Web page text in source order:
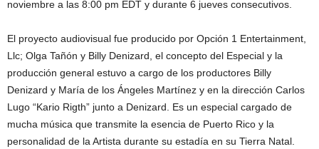
noviembre a las 8:00 pm EDT y durante 6 jueves consecutivos.
El proyecto audiovisual fue producido por Opción 1 Entertainment,
Llc; Olga Tañón y Billy Denizard, el concepto del Especial y la
producción general estuvo a cargo de los productores Billy
Denizard y María de los Ángeles Martínez y en la dirección Carlos
Lugo “Kario Rigth” junto a Denizard. Es un especial cargado de
mucha música que transmite la esencia de Puerto Rico y la
personalidad de la Artista durante su estadía en su Tierra Natal.